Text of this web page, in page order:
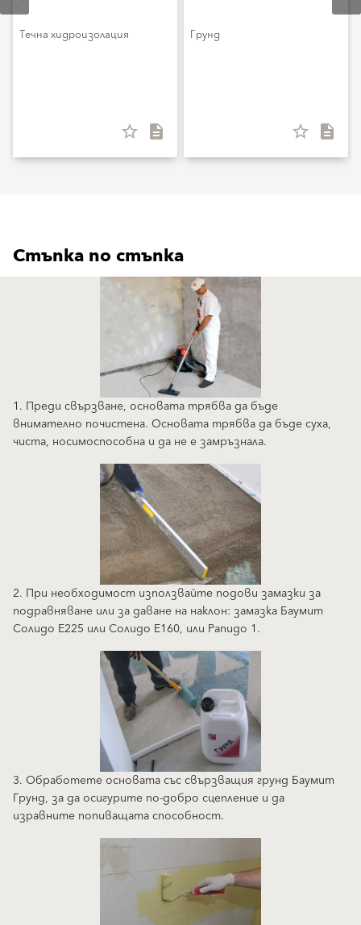
Течна хидроизолация
star_border description
Грунд
star_border description
Стъпка по стъпка
1. Преди свързване, основата трябва да бъде
внимателно почистена. Основата трябва да бъде суха,
чиста, носимоспособна и да не е замръзнала.
2. При необходимост използвайте подови замазки за
подравняване или за даване на наклон: замазка Баумит
Солидо Е225 или Солидо Е160, или Рапидо 1.
3. Обработете основата със свързващия грунд Баумит
Грунд, за да осигурите по-добро сцепление и да
изравните попиващата способност.